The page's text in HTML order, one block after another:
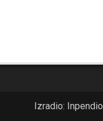
Izradio: Inpendio